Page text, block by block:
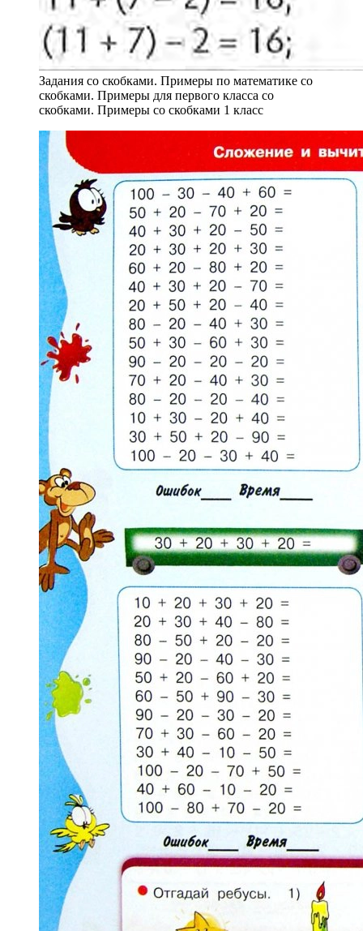
Задания со скобками. Примеры по математике со
скобками. Примеры для первого класса со
скобками. Примеры со скобками 1 класс